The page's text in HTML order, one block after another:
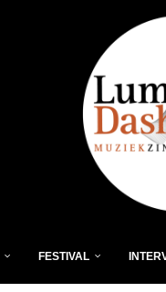
FESTIVAL